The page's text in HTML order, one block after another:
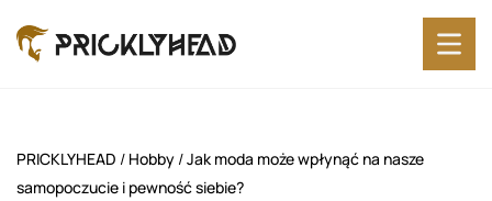
PRICKLYHEAD / Hobby /Jak moda może wpłynąć na nasze
samopoczucie i pewność siebie?